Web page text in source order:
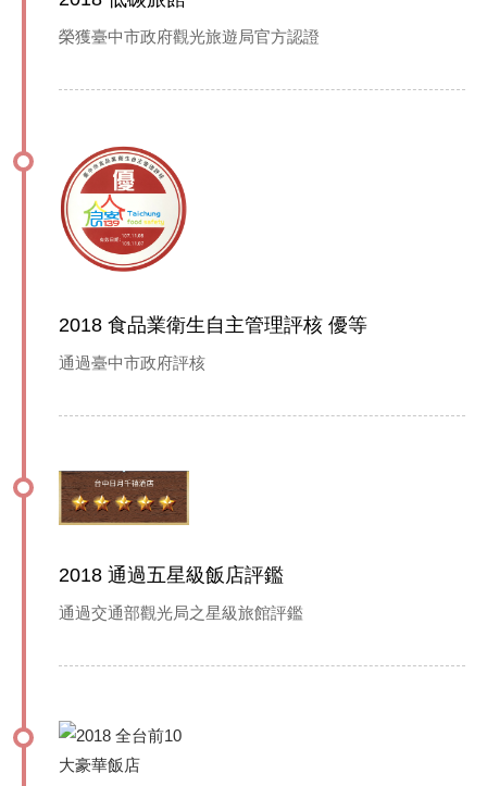
榮獲臺中市政府觀光旅遊局官方認證
2018 食品業衛生自主管理評核 優等
通過臺中市政府評核
2018 通過五星級飯店評鑑
通過交通部觀光局之星級旅館評鑑